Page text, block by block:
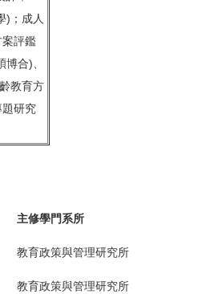
)；成人
評鑑
合)、
教育方
研究
主修學門系所
教育政策與管理研究所
教育政策與管理研究所